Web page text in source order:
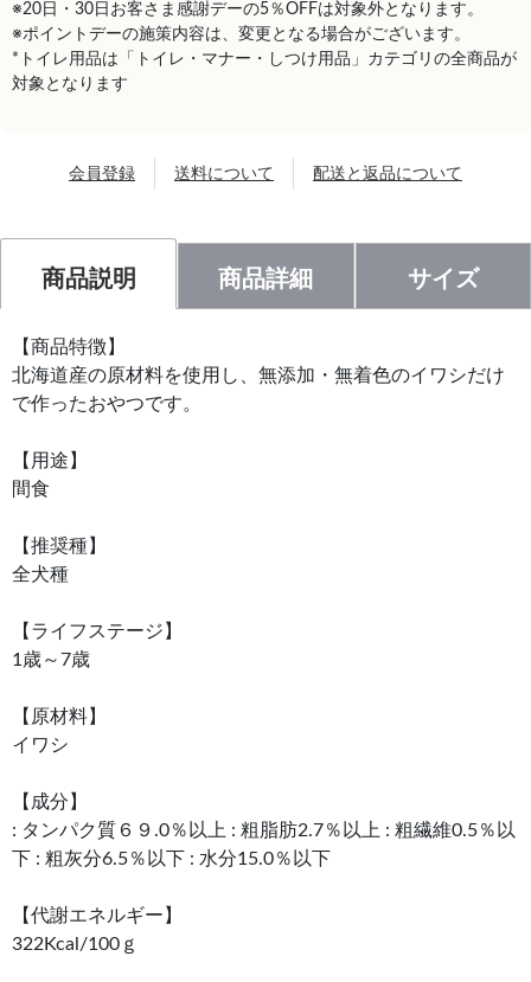
※20日・30日お客さま感謝デーの5％OFFは対象外となります。
※ポイントデーの施策内容は、変更となる場合がございます。
*トイレ用品は「トイレ・マナー・しつけ用品」カテゴリの全商品が
対象となります
会員登録 送料について 配送と返品について
商品説明 商品詳細 サイズ
【商品特徴】
北海道産の原材料を使用し、無添加・無着色のイワシだけ
で作ったおやつです。
【用途】
間食
【推奨種】
全犬種
【ライフステージ】
1歳～7歳
【原材料】
イワシ
【成分】
: タンパク質６９.0％以上 : 粗脂肪2.7％以上 : 粗繊維0.5％以
下 : 粗灰分6.5％以下 : 水分15.0％以下
【代謝エネルギー】
322Kcal/100ｇ